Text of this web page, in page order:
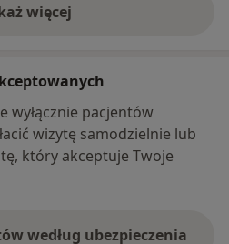
więcej
o adresie
wyłącznie pacjentów
wizytę samodzielnie lub
który akceptuje Twoje
według ubezpieczenia